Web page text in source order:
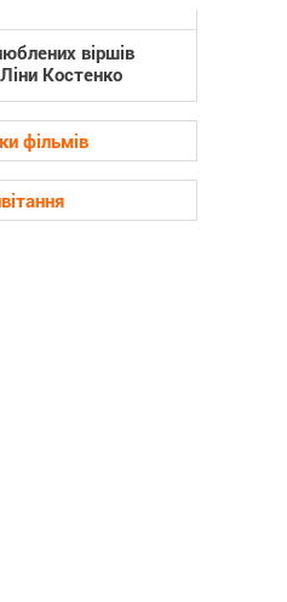
віршів
Ліни Костенко
фільмів